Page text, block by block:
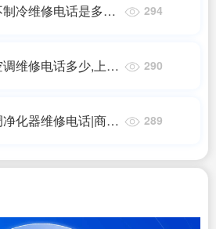
冷维修电话是多少,
294
维修电话多少,上海
290
化器维修电话|商用
时维修电话
289